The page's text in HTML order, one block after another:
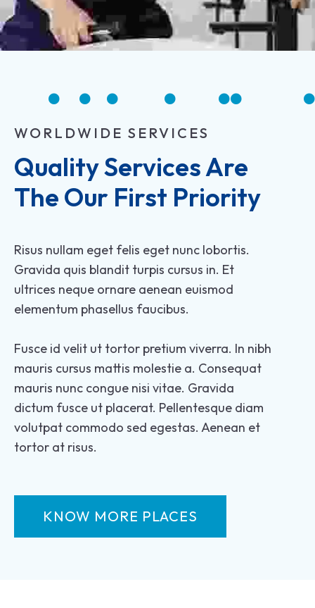
WORLDWIDE SERVICES
Quality Services Are
The Our First Priority
Risus nullam eget felis eget nunc lobortis.
Gravida quis blandit turpis cursus in. Et
ultrices neque ornare aenean euismod
elementum phasellus faucibus.
Fusce id velit ut tortor pretium viverra. In nibh
mauris cursus mattis molestie a. Consequat
mauris nunc congue nisi vitae. Gravida
dictum fusce ut placerat. Pellentesque diam
volutpat commodo sed egestas. Aenean et
tortor at risus.
KNOW MORE PLACES